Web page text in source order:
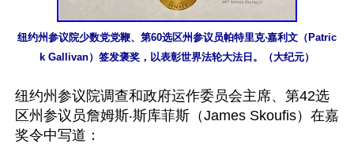
纽约州参议院少数党党鞭、第60选区州参议员帕特里克‧嘉利文（Patric
k Gallivan）签发褒奖，以表彰世界法轮大法日。（大纪元）
纽约州参议院调查和政府运作委员会主席、第42选
区州参议员詹姆斯‧斯库菲斯（James Skoufis）在嘉
奖令中写道：